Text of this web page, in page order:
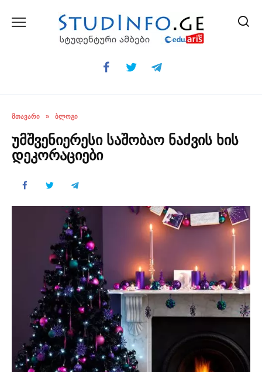
ᲛᲗᲐᲕᲐᲠᲘ » ᲑᲚᲝᲒᲘ
უმშვენიერესი საშობაო ნაძვის ხის
დეკორაციები